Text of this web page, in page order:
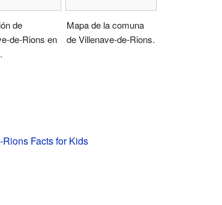
de
de-Rions en
Mapa de la comuna
de Villenave-de-Rions.
Facts for Kids